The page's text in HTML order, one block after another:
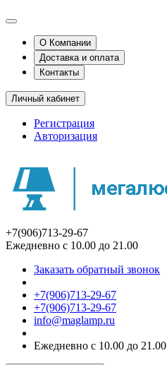
О Компании
Доставка и оплата
Контакты
Личный кабинет
Регистрация
Авторизация
+7(906)713-29-67
Ежедневно с 10.00 до 21.00
Заказать обратный звонок
+7(906)713-29-67
+7(906)713-29-67
info@maglamp.ru
Ежедневно с 10.00 до 21.00